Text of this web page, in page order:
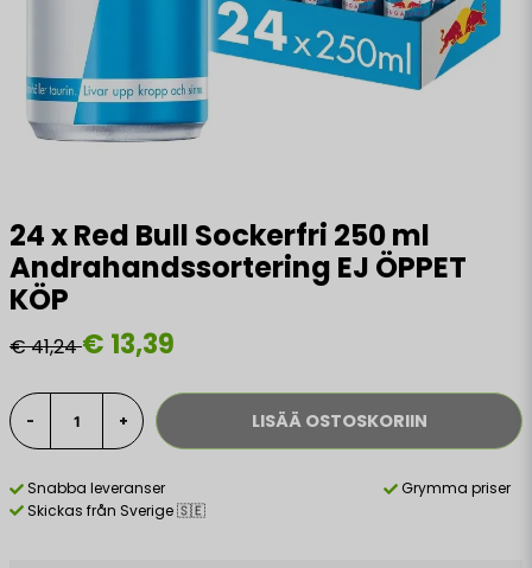
24 x Red Bull Sockerfri 250 ml
Andrahandssortering EJ ÖPPET
KÖP
€ 41,24€ 13,39
- + LISÄÄ OSTOSKORIIN
Snabba leveranser
Grymma priser
Skickas från Sverige 🇸🇪